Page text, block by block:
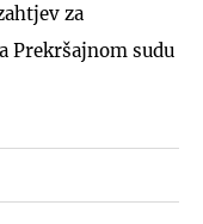
za
Prekršajnom sudu